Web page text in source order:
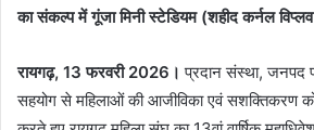
का संकल्प में गूंजा मिनी स्टेडियम (शहीद कर्नल विप्लव
रायगढ़, 13 फरवरी 2026। प्रदान संस्था, जनपद
सहयोग से महिलाओं की आजीविका एवं सशक्तिकरण